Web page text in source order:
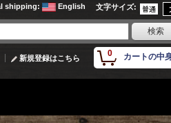
文字サイズ:
shipping: English
0 カートの中
新規登録はこちら